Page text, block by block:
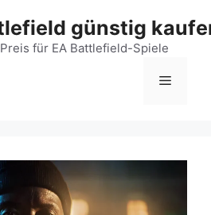
günstig
für EA Battlefield-Spiele
Menü